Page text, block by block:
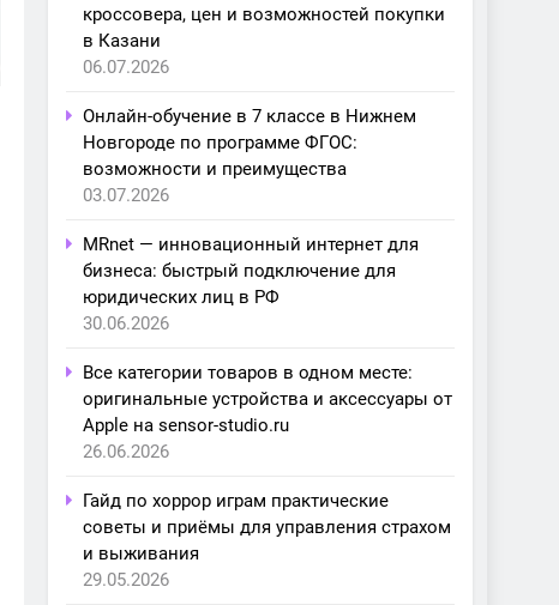
кроссовера, цен и возможностей покупки
в Казани
06.07.2026
Онлайн-обучение в 7 классе в Нижнем
Новгороде по программе ФГОС:
возможности и преимущества
03.07.2026
MRnet — инновационный интернет для
бизнеса: быстрый подключение для
юридических лиц в РФ
30.06.2026
Все категории товаров в одном месте:
оригинальные устройства и аксессуары от
Apple на sensor-studio.ru
26.06.2026
Гайд по хоррор играм практические
советы и приёмы для управления страхом
и выживания
29.05.2026